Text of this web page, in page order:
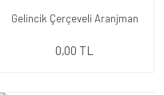
Gelincik Çerçeveli Aranjman
0,00 TL